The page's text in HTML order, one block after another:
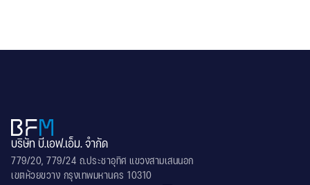
บริษัท บี.เอฟ.เอ็ม. จำกัด
779/20, 779/24 ถ.ประชาอุทิศ แขวงสามเสนนอก
เขตห้วยขวาง กรุงเทพมหานคร 10310